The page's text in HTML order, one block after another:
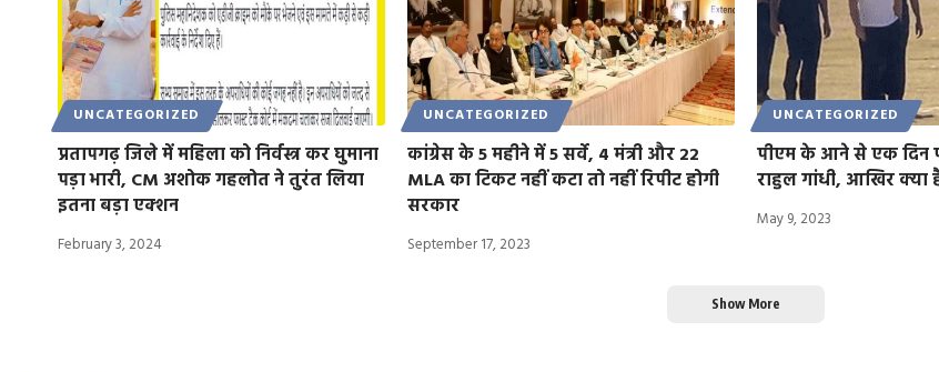
UNCATEGORIZED
प्रतापगढ़ जिले में महिला को निर्वस्त्र कर घुमाना
पड़ा भारी, CM अशोक गहलोत ने तुरंत लिया
इतना बड़ा एक्शन
February 3, 2024
UNCATEGORIZED
कांग्रेस के 5 महीने में 5 सर्वे, 4 मंत्री और 22
MLA का टिकट नहीं कटा तो नहीं रिपीट होगी
सरकार
September 17, 2023
UNCATEGORIZED
पीएम के आने से एक दिन
राहुल गांधी, आखिर क्या
May 9, 2023
Show More